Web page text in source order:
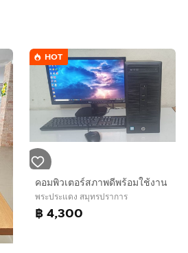
HOT
คอมพิวเตอร์สภาพดีพร้อมใช้งาน
พระประแดง สมุทรปราการ
฿ 4,300